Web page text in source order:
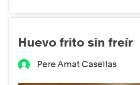
Huevo frito sin freír
Pere Amat Casellas